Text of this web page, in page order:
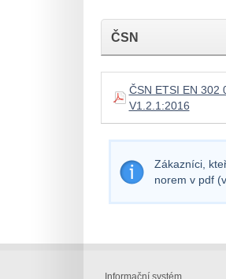
ČSN
ČSN ETSI EN 302
V1.2.1:2016
Zákazníci,
norem v pdf
Informační systém